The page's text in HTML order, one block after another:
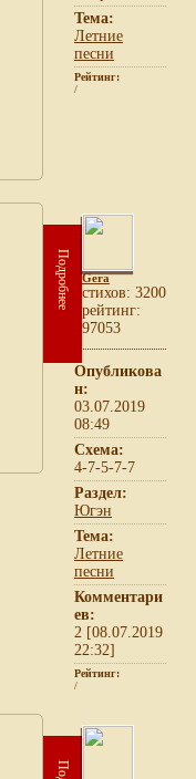
Тема:
Летние
песни
Рейтинг:
/
Подробнее Gera
cтихов: 3200
рейтинг:
97053
Опубликова
н:
03.07.2019
08:49
Схема:
4-7-5-7-7
Раздел:
Югэн
Тема:
Летние
песни
Комментари
ев:
2 [08.07.2019
22:32]
Рейтинг:
/